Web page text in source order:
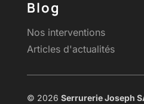
Blog
Nos interventions
Articles d'actualités
© 2026 Serrurerie Joseph